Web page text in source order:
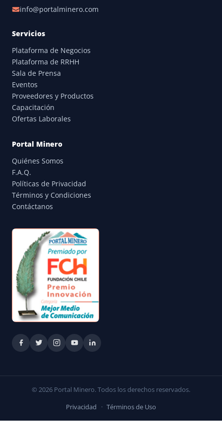
info@portalminero.com
Servicios
Plataforma de Negocios
Plataforma de RRHH
Sala de Prensa
Eventos
Proveedores y Productos
Capacitación
Ofertas Laborales
Portal Minero
Quiénes Somos
F.A.Q.
Políticas de Privacidad
Términos y Condiciones
Contáctanos
© 2026 Portal Minero. Todos los derechos reservados.
Privacidad · Términos de Uso